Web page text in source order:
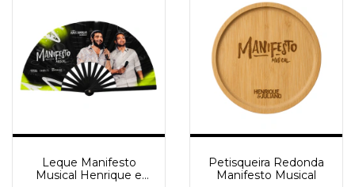
Leque Manifesto
Musical Henrique e
Petisqueira Redonda
Manifesto Musical